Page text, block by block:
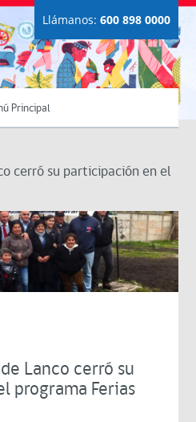
Llámanos: 600 898 0000
Principal
cerró su participación en el
Lanco cerró su
programa Ferias